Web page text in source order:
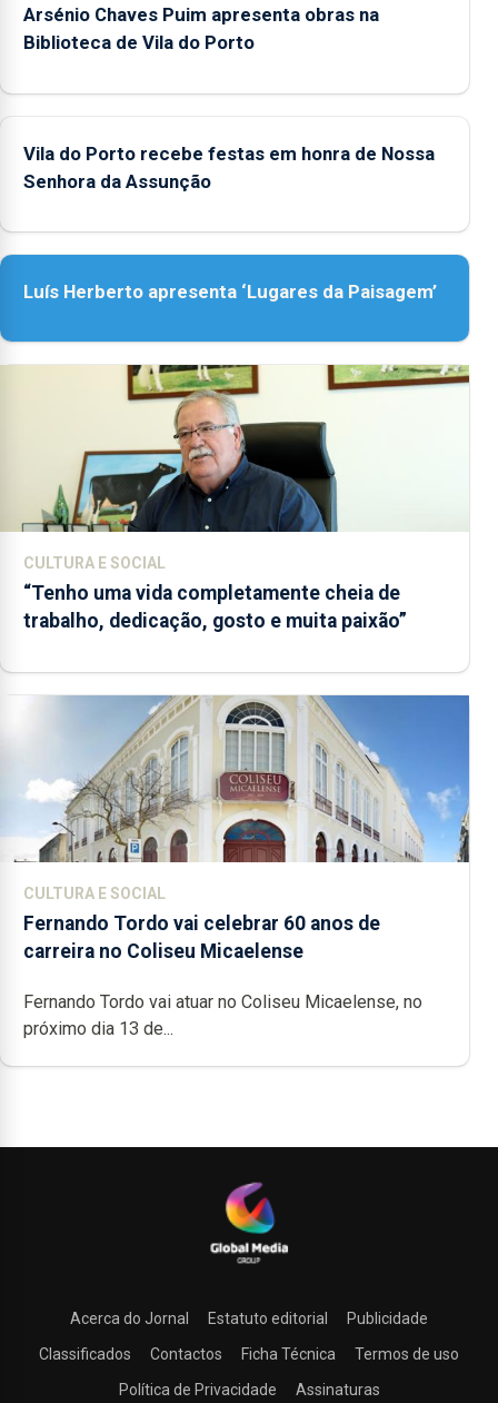
Arsénio Chaves Puim apresenta obras na
Biblioteca de Vila do Porto
Vila do Porto recebe festas em honra de Nossa
Senhora da Assunção
Luís Herberto apresenta ‘Lugares da Paisagem’
CULTURA E SOCIAL
“Tenho uma vida completamente cheia de
trabalho, dedicação, gosto e muita paixão”
CULTURA E SOCIAL
Fernando Tordo vai celebrar 60 anos de
carreira no Coliseu Micaelense
Fernando Tordo vai atuar no Coliseu Micaelense, no
próximo dia 13 de...
Acerca do Jornal Estatuto editorial
Publicidade
Classificados
Contactos Ficha Técnica
Termos de uso
Política de Privacidade
Assinaturas